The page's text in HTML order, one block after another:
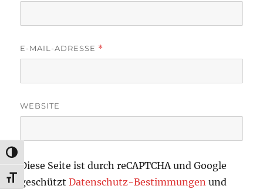
UMSCHALTEN AUF HOHE KONTRASTE
SCHRIFT VERGRÖSSERN
E-MAIL-ADRESSE *
WEBSITE
Diese Seite ist durch reCAPTCHA und Google
geschütztDatenschutz-Bestimmungen und